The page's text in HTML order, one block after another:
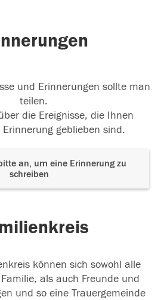
und Erinnerungen sollte man
teilen.
die Ereignisse, die Ihnen
geblieben sind.
an, um eine Erinnerung zu
schreiben
können sich sowohl alle
als auch Freunde und
und so eine Trauergemeinde